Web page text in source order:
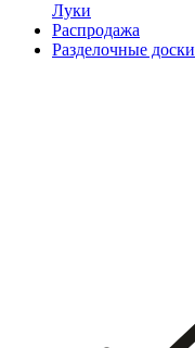
Луки
Распродажа
Разделочные доски